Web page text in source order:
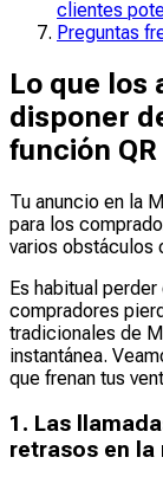
clientes
Preguntas
Lo que los
disponer
función QR
Tu anuncio en la
para los
varios obstáculos
Es habitual
compradores
tradicionales de
instantánea.
que frenan tus
1. Las
retrasos en la